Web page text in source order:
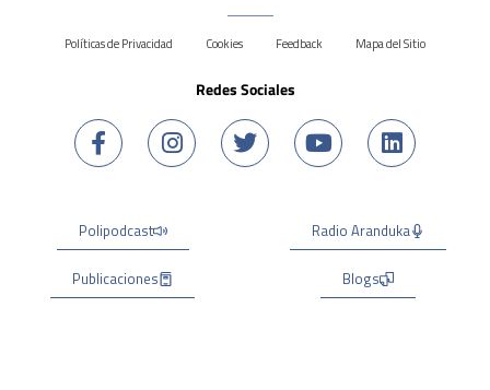
Políticas de Privacidad Cookies Feedback Mapa del Sitio
Redes Sociales
Polipodcast
Publicaciones
Radio Aranduka
Blogs